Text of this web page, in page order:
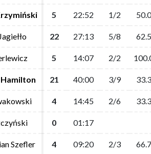
5 22:52 1/2 50.0
22 27:13 5/8 62.5
5 14:07 2/2
21 40:00 3/9 33.3
4 14:45 2/6 33.3
0 01:17
Szefler 4 09:20 2/3 66.7
5 22:52 1/2 50.0
22 27:13 5/8 62.5
5 14:07 2/2
21 40:00 3/9 33.3
4 14:45 2/6 33.3
0 01:17
Szefler 4 09:20 2/3 66.7